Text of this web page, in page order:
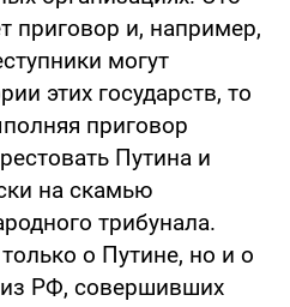
приговор и, например,
могут
этих государств, то
приговор
Путина и
на скамью
трибунала.
о Путине, но и о
из РФ, совершивших